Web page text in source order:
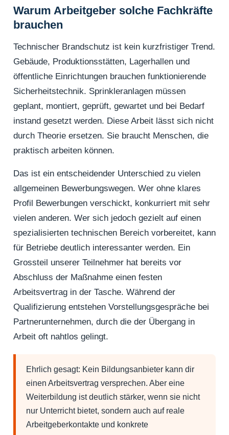
Warum Arbeitgeber solche Fachkräfte
brauchen
Technischer Brandschutz ist kein kurzfristiger Trend.
Gebäude, Produktionsstätten, Lagerhallen und
öffentliche Einrichtungen brauchen funktionierende
Sicherheitstechnik. Sprinkleranlagen müssen
geplant, montiert, geprüft, gewartet und bei Bedarf
instand gesetzt werden. Diese Arbeit lässt sich nicht
durch Theorie ersetzen. Sie braucht Menschen, die
praktisch arbeiten können.
Das ist ein entscheidender Unterschied zu vielen
allgemeinen Bewerbungswegen. Wer ohne klares
Profil Bewerbungen verschickt, konkurriert mit sehr
vielen anderen. Wer sich jedoch gezielt auf einen
spezialisierten technischen Bereich vorbereitet, kann
für Betriebe deutlich interessanter werden. Ein
Grossteil unserer Teilnehmer hat bereits vor
Abschluss der Maßnahme einen festen
Arbeitsvertrag in der Tasche. Während der
Qualifizierung entstehen Vorstellungsgespräche bei
Partnerunternehmen, durch die der Übergang in
Arbeit oft nahtlos gelingt.
Ehrlich gesagt: Kein Bildungsanbieter kann dir
einen Arbeitsvertrag versprechen. Aber eine
Weiterbildung ist deutlich stärker, wenn sie nicht
nur Unterricht bietet, sondern auch auf reale
Arbeitgeberkontakte und konkrete